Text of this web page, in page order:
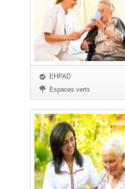
EHPAD
Espaces verts